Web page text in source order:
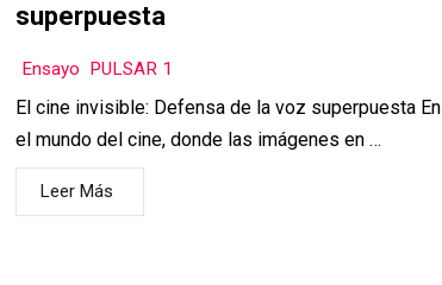
superpuesta
Ensayo PULSAR 1
El cine invisible: Defensa de la voz superpuesta En
el mundo del cine, donde las imágenes en …
Leer Más